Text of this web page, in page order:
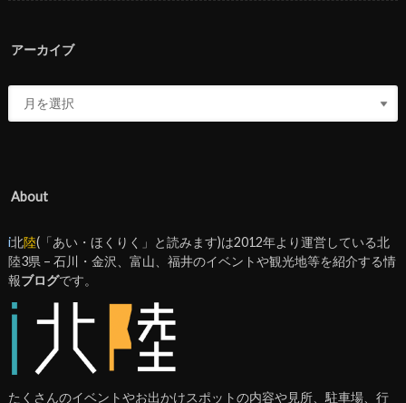
アーカイブ
About
i北陸(「あい・ほくりく」と読みます)は2012年より運営している北
陸3県 – 石川・金沢、富山、福井のイベントや観光地等を紹介する情
報ブログです。
たくさんのイベントやお出かけスポットの内容や見所、駐車場、行